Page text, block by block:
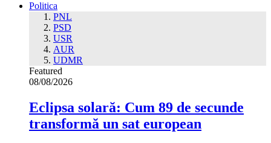
Politica
PNL
PSD
USR
AUR
UDMR
Featured
08/08/2026
Eclipsa solară: Cum 89 de secunde
transformă un sat european